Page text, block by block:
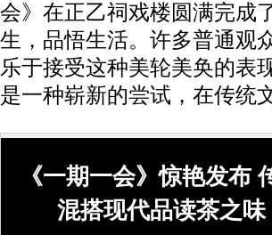
会》在正乙祠戏楼圆满完成
生，品悟生活。许多普通观
乐于接受这种美轮美奂的表
是一种崭新的尝试，在传统
《一期一会》惊艳发布
混搭现代品读茶之味